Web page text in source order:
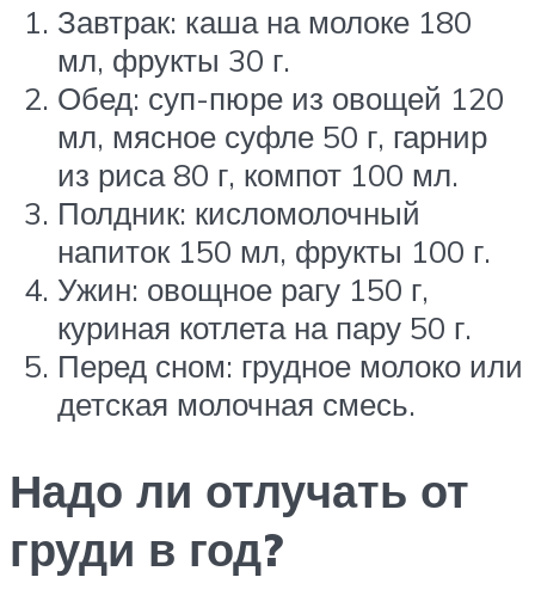
Завтрак: каша на молоке 180
мл, фрукты 30 г.
Обед: суп-пюре из овощей 120
мл, мясное суфле 50 г, гарнир
из риса 80 г, компот 100 мл.
Полдник: кисломолочный
напиток 150 мл, фрукты 100 г.
Ужин: овощное рагу 150 г,
куриная котлета на пару 50 г.
Перед сном: грудное молоко или
детская молочная смесь.
Надо ли отлучать от
груди в год?